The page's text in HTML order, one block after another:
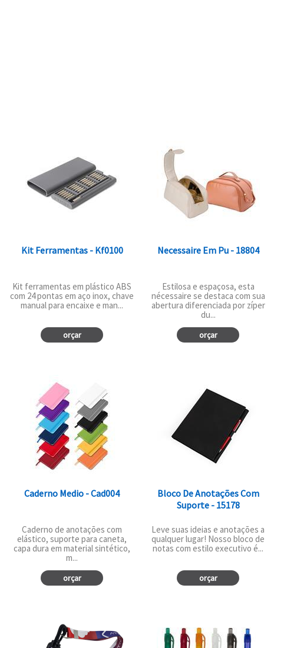
Kit Ferramentas - Kf0100
Kit ferramentas em plástico ABS
com 24 pontas em aço inox, chave
manual para encaixe e man...
orçar
Necessaire Em Pu - 18804
Estilosa e espaçosa, esta
nécessaire se destaca com sua
abertura diferenciada por zíper
du...
orçar
Caderno Medio - Cad004
Caderno de anotações com
elástico, suporte para caneta,
capa dura em material sintético,
m...
orçar
Bloco De Anotações Com
Suporte - 15178
Leve suas ideias e anotações a
qualquer lugar! Nosso bloco de
notas com estilo executivo é...
orçar